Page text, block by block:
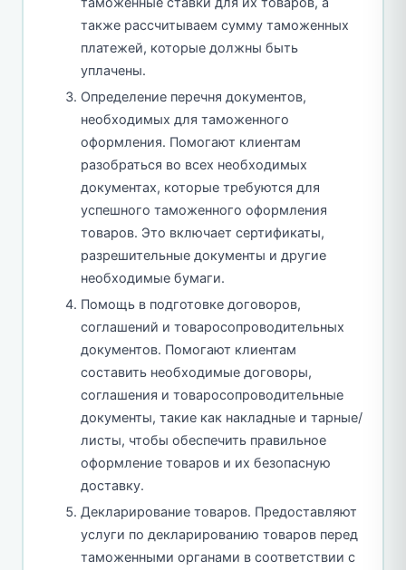
также рассчитываем сумму таможенных
платежей, которые должны быть
уплачены.
Определение перечня документов,
необходимых для таможенного
оформления. Помогают клиентам
разобраться во всех необходимых
документах, которые требуются для
успешного таможенного оформления
товаров. Это включает сертификаты,
разрешительные документы и другие
необходимые бумаги.
Помощь в подготовке договоров,
соглашений и товаросопроводительных
документов. Помогают клиентам
составить необходимые договоры,
соглашения и товаросопроводительные
документы, такие как накладные и тарные/
листы, чтобы обеспечить правильное
оформление товаров и их безопасную
доставку.
Декларирование товаров. Предоставляют
услуги по декларированию товаров перед
таможенными органами в соответствии с